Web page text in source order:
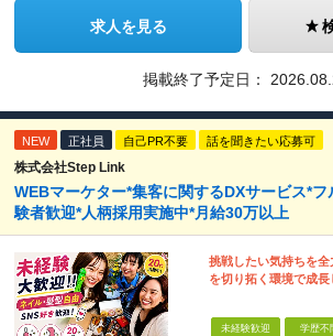
求人を見る
掲載終了予定日：
NEW 正社員 自己PR不要 話を聞きたい応募可
株式会社Step Link
WEBマーケター*集客に関するDXサービス*
験者歓迎*人柄採用実施中*月給30万以上
挑戦したい気持ちを
を切り拓く環境で成長
未経験歓迎 学歴不